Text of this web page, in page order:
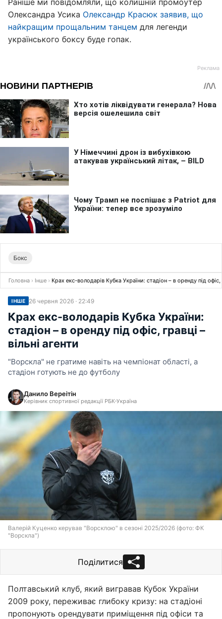
Раніше ми повідомляли, що колишній промоутер
Олександра Усика Олександр Красюк заявив, що
найкращим прощальним танцем для легенди
українського боксу буде гопак.
Бокс
Головна › Інше › Крах екс-володарів Кубка України: стадіон – в оренду під офіс,
ІНШЕ 26 червня 2026 · 22:49
Крах екс-володарів Кубка України:
стадіон – в оренду під офіс, гравці –
вільні агенти
"Ворскла" не гратиме навіть на чемпіонат області, а
стадіон готують не до футболу
Данило Вереітін
Керівник спортивної редакції РБК-Україна
Валерій Куценко керував "Ворсклою" в сезоні 2025/2026 (фото: ФК
"Ворскла")
Поділитися
Полтавський клуб, який вигравав Кубок України
2009 року, переживає глибоку кризу: на стадіоні
пропонують орендувати приміщення під офіси та